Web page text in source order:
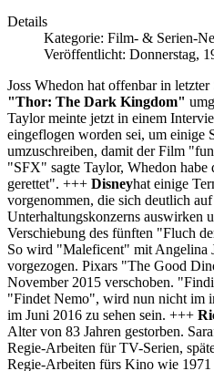
Details
Kategorie: Film- & Serien-
Veröffentlicht: Donnerstag,
Joss Whedon hat offenbar in
"Thor: The Dark Kingdom"
Taylor meinte jetzt in einem
eingeflogen worden sei, um einige
umzuschreiben, damit der Film
"SFX" sagte Taylor, Whedon
gerettet". +++ Disneyhat einige
vorgenommen, die sich deutlich
Unterhaltungskonzerns auswirken
Verschiebung des fünften "Fluch
So wird "Maleficent" mit Angelina
vorgezogen. Pixars "The Good
November 2015 verschoben.
"Findet Nemo", wird nun nicht im
im Juni 2016 zu sehen sein. +++
Alter von 83 Jahren gestorben.
Regie-Arbeiten für TV-Serien,
Regie-Arbeiten fürs Kino wie